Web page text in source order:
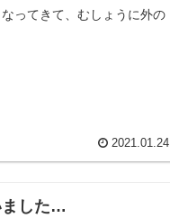
ってきて、むしょうに外の
2021.01.24
ました…